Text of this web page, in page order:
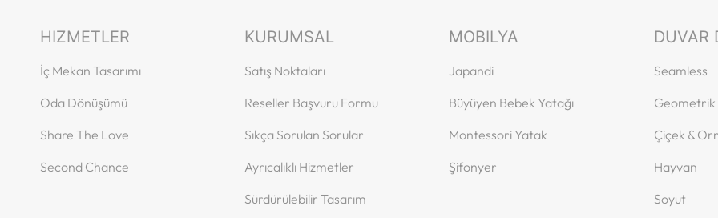
HIZMETLER
İç Mekan Tasarımı
Oda Dönüşümü
Share The Love
Second Chance
KURUMSAL
Satış Noktaları
Reseller Başvuru Formu
Sıkça Sorulan Sorular
Ayrıcalıklı Hizmetler
Sürdürülebilir Tasarım
MOBILYA
Japandi
Büyüyen Bebek Yatağı
Montessori Yatak
Şifonyer
DUVAR
Seamless
Geometrik
Çiçek &
Hayvan
Soyut